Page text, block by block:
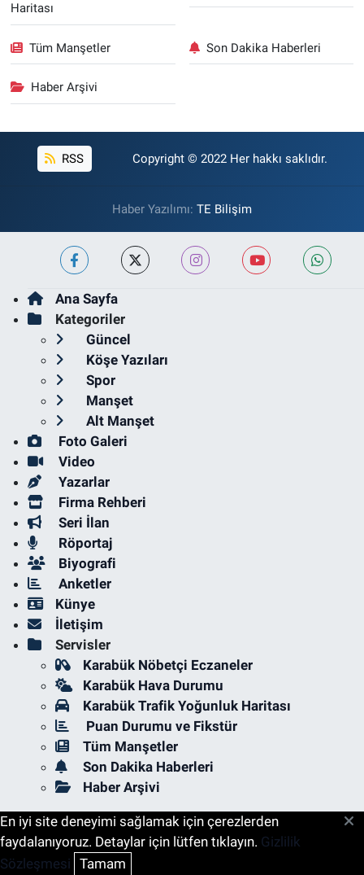
Haritası
Tüm Manşetler Son Dakika Haberleri
Haber Arşivi
RSS Copyright © 2022 Her hakkı saklıdır.
Haber Yazılımı: TE Bilişim
Ana Sayfa
Kategoriler
Güncel
Köşe Yazıları
Spor
Manşet
Alt Manşet
Foto Galeri
Video
Yazarlar
Firma Rehberi
Seri İlan
Röportaj
Biyografi
Anketler
Künye
İletişim
Servisler
Karabük Nöbetçi Eczaneler
Karabük Hava Durumu
Karabük Trafik Yoğunluk Haritası
Puan Durumu ve Fikstür
Tüm Manşetler
Son Dakika Haberleri
Haber Arşivi
En iyi site deneyimi sağlamak için çerezlerden
faydalanıyoruz. Detaylar için lütfen tıklayın. Gizlilik
Sözleşmesi Tamam